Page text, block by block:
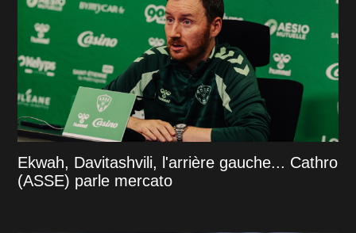
Ekwah, Davitashvili, l'arrière gauche... Cathro
(ASSE) parle mercato